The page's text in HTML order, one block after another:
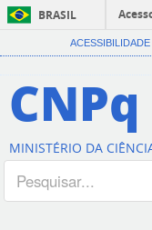
BRASIL
ACESSIBILIDADE
CNPq
MINISTÉRIO DA